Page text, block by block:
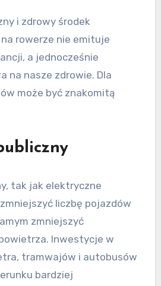
i zdrowy środek
rowerze nie emituje
a jednocześnie
na nasze zdrowie. Dla
może być znakomitą
tak jak elektryczne
liczbę pojazdów
zmniejszyć
Inwestycje w
tramwajów i autobusów
bardziej